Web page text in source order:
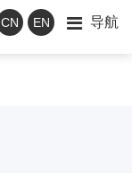
CN EN 导航